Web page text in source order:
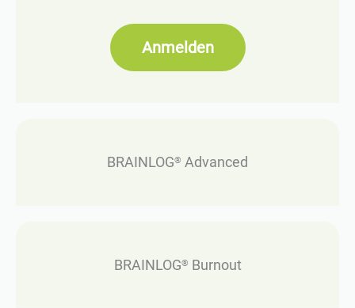
Anmelden
BRAINLOG® Advanced
BRAINLOG® Burnout